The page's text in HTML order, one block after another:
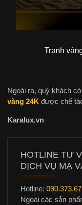
Tranh
Ngoài ra, quý khách
vàng 24K được chế
Karalux.vn
HOTLINE TƯ
DỊCH VỤ MẠ
Hotline:
Ngoài các sản